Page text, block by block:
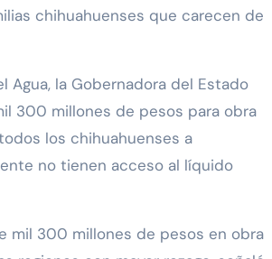
chihuahuenses que carecen de
la Gobernadora del Estado
300 millones de pesos para obra
los chihuahuenses a
no tienen acceso al líquido
mil 300 millones de pesos en obra